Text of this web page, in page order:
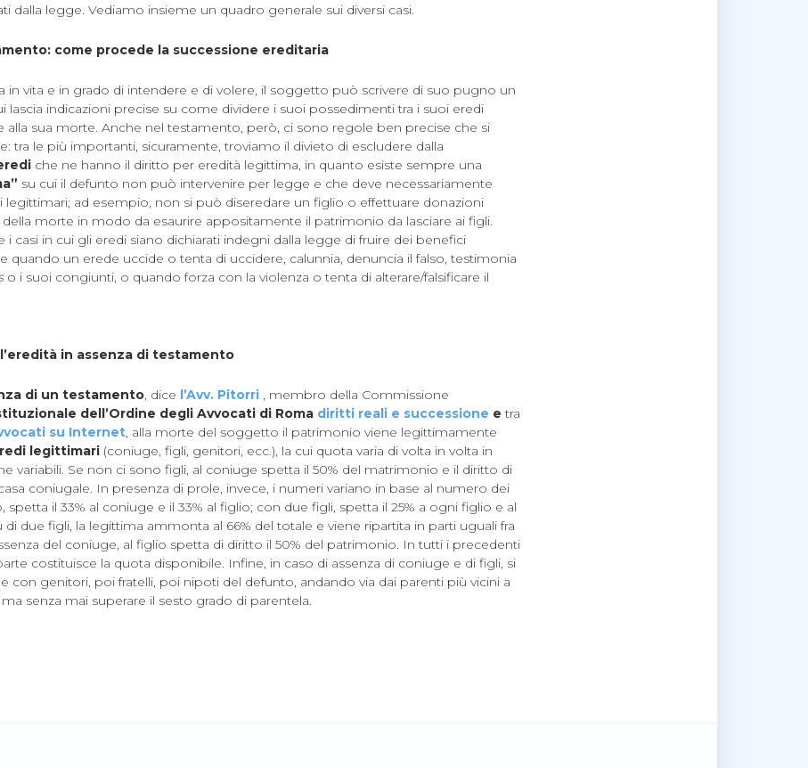
dalla legge. Vediamo insieme un quadro generale sui diversi casi.
come procede la successione ereditaria
in vita e in grado di intendere e di volere, il soggetto può scrivere di suo pugno un
lascia indicazioni precise su come dividere i suoi possedimenti tra i suoi eredi
alla sua morte. Anche nel testamento, però, ci sono regole ben precise che si
tra le più importanti, sicuramente, troviamo il divieto di escludere dalla
che ne hanno il diritto per eredità legittima, in quanto esiste sempre una
su cui il defunto non può intervenire per legge e che deve necessariamente
legittimari; ad esempio, non si può diseredare un figlio o effettuare donazioni
morte in modo da esaurire appositamente il patrimonio da lasciare ai figli.
i casi in cui gli eredi siano dichiarati indegni dalla legge di fruire dei benefici
quando un erede uccide o tenta di uccidere, calunnia, denuncia il falso, testimonia
o i suoi congiunti, o quando forza con la violenza o tenta di alterare/falsificare il
in assenza di testamento
di un testamento, dice l’Avv. Pitorri , membro della Commissione
dell’Ordine degli Avvocati di Roma diritti reali e successione etra
su Internet, alla morte del soggetto il patrimonio viene legittimamente
legittimari (coniuge, figli, genitori, ecc.), la cui quota varia di volta in volta in
variabili. Se non ci sono figli, al coniuge spetta il 50% del matrimonio e il diritto di
coniugale. In presenza di prole, invece, i numeri variano in base al numero dei
spetta il 33% al coniuge e il 33% al figlio; con due figli, spetta il 25% a ogni figlio e al
due figli, la legittima ammonta al 66% del totale e viene ripartita in parti uguali fra
del coniuge, al figlio spetta di diritto il 50% del patrimonio. In tutti i precedenti
costituisce la quota disponibile. Infine, in caso di assenza di coniuge e di figli, si
con genitori, poi fratelli, poi nipoti del defunto, andando via dai parenti più vicini a
senza mai superare il sesto grado di parentela.